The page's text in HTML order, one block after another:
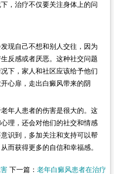
，治疗不仅要关注身体上的问
自己不想和别人交往，因为
反感或者厌恶。这种社交问题
下，家人和社区应该给予他们
心扉，走出白癜风带来的阴
人患者的伤害是很大的。这
理，还会对他们的社交和情感
识到，多加关注和支持可以帮
而获得更多的自信和幸福感。
下一篇： 老年白癜风患者在治疗